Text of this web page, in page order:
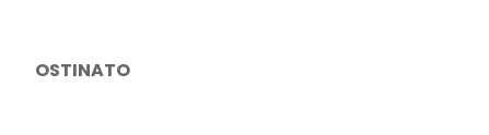
OSTINATO